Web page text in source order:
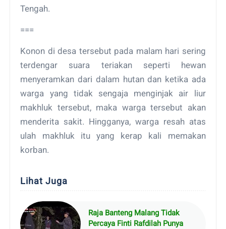
Tengah.
===
Konon di desa tersebut pada malam hari sering
terdengar suara teriakan seperti hewan
menyeramkan dari dalam hutan dan ketika ada
warga yang tidak sengaja menginjak air liur
makhluk tersebut, maka warga tersebut akan
menderita sakit. Hingganya, warga resah atas
ulah makhluk itu yang kerap kali memakan
korban.
Lihat Juga
Raja Banteng Malang Tidak
Percaya Finti Rafdilah Punya